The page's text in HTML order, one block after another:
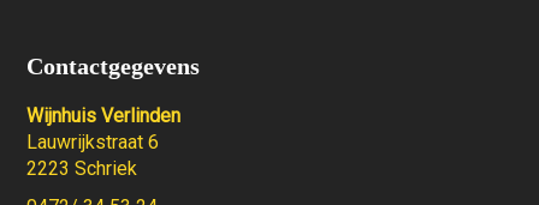
Contactgegevens
Wijnhuis Verlinden
Lauwrijkstraat 6
2223 Schriek